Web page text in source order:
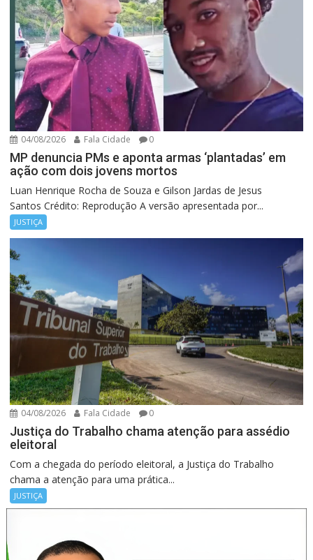
04/08/2026 Fala Cidade 0
MP denuncia PMs e aponta armas ‘plantadas’ em
ação com dois jovens mortos
Luan Henrique Rocha de Souza e Gilson Jardas de Jesus
Santos Crédito: Reprodução A versão apresentada por...
JUSTIÇA
04/08/2026 Fala Cidade 0
Justiça do Trabalho chama atenção para assédio
eleitoral
Com a chegada do período eleitoral, a Justiça do Trabalho
chama a atenção para uma prática...
JUSTIÇA